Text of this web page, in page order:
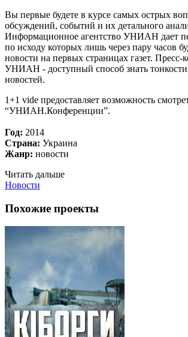
Вы первые будете в курсе самых острых
обсуждений, событий и их детального
Информационное агентство УНИАН дает
по исходу которых лишь через пару часов
новости на первых страницах газет. Пресс-
УНИАН - доступный способ знать
новостей.
1+1 vide предоставляет возможность
“УНИАН.Конференции”.
Год: 2014
Страна: Украина
Жанр: новости
Читать дальше
Новости
Похожие проекты